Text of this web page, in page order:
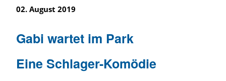
02. August 2019
Gabi wartet im Park
Eine Schlager-Komödie